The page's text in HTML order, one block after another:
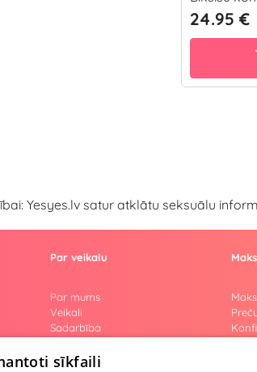
24.95 €
Yesyes.lv satur atklātu seksuālu
Par veikalu
Par mums
Veikali
Sadarbība
Jautājumi
sīkfaili